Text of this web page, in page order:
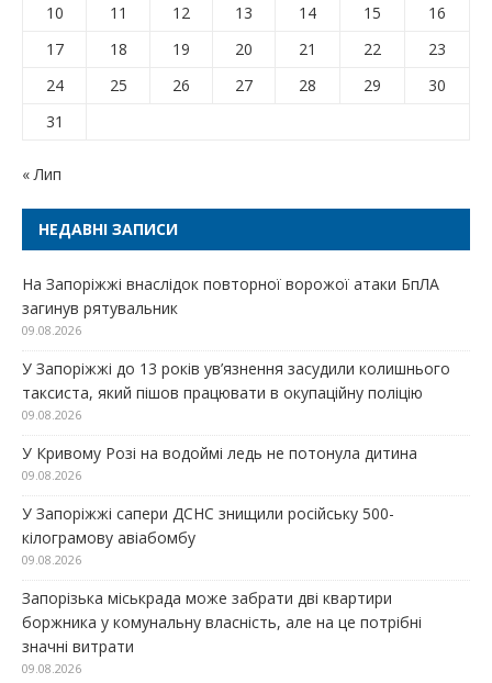
10
11 12 13 14 15
16
17
18 19 20 21 22
23
24
25 26 27 28 29
30
31
« Лип
НЕДАВНІ ЗАПИСИ
На Запоріжжі внаслідок повторної ворожої атаки БпЛА
загинув рятувальник
09.08.2026
У Запоріжжі до 13 років ув’язнення засудили колишнього
таксиста, який пішов працювати в окупаційну поліцію
09.08.2026
У Кривому Розі на водоймі ледь не потонула дитина
09.08.2026
У Запоріжжі сапери ДСНС знищили російську 500-
кілограмову авіабомбу
09.08.2026
Запорізька міськрада може забрати дві квартири
боржника у комунальну власність, але на це потрібні
значні витрати
09.08.2026